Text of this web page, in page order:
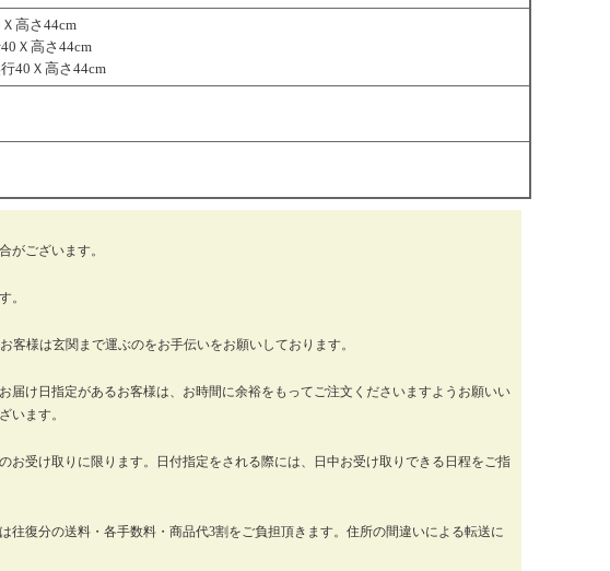
高さ44cm
Ｘ高さ44cm
40Ｘ高さ44cm
がございます。
。
様は玄関まで運ぶのをお手伝いをお願いしております。
け日指定があるお客様は、お時間に余裕をもってご注文くださいますようお願いい
います。
受け取りに限ります。日付指定をされる際には、日中お受け取りできる日程をご指
復分の送料・各手数料・商品代3割をご負担頂きます。住所の間違いによる転送に